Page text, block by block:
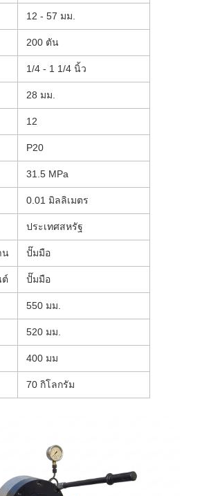
12 - 57 มม.
200 ตัน
1/4 - 1 1/4 นิ้ว
28 มม.
12
P20
31.5 MPa
0.01 มิลลิเมตร
ประเทศสหรัฐ
น ปั๊มมือ
ต์ ปั๊มมือ
550 มม.
520 มม.
400 มม
70 กิโลกรัม